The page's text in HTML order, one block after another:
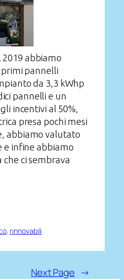
abbiamo
pannelli
da 3,3 kWhp
pannelli e un
incentivi al 50%,
presa pochi mesi
abbiamo valutato
e infine abbiamo
ci sembrava
, rinnovabili
Next Page →